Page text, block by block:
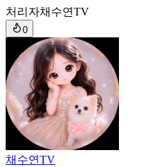
처리자채수연TV
0
채수연TV